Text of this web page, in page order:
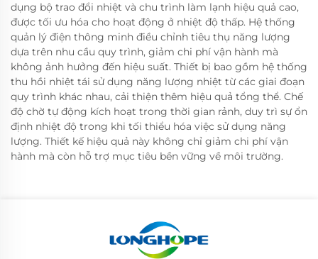
dụng bộ trao đổi nhiệt và chu trình làm lạnh hiệu quả cao,
được tối ưu hóa cho hoạt động ở nhiệt độ thấp. Hệ thống
quản lý điện thông minh điều chỉnh tiêu thụ năng lượng
dựa trên nhu cầu quy trình, giảm chi phí vận hành mà
không ảnh hưởng đến hiệu suất. Thiết bị bao gồm hệ thống
thu hồi nhiệt tái sử dụng năng lượng nhiệt từ các giai đoạn
quy trình khác nhau, cải thiện thêm hiệu quả tổng thể. Chế
độ chờ tự động kích hoạt trong thời gian rảnh, duy trì sự ổn
định nhiệt độ trong khi tối thiểu hóa việc sử dụng năng
lượng. Thiết kế hiệu quả này không chỉ giảm chi phí vận
hành mà còn hỗ trợ mục tiêu bền vững về môi trường.